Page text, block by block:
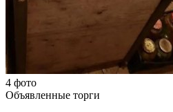
4 фото
Объявленные торги